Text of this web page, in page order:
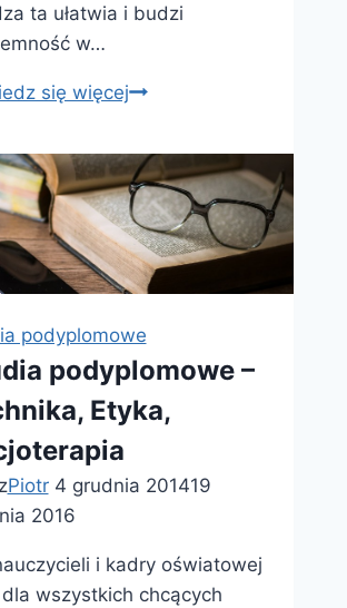
ta ułatwia i budzi
w…
się więcejWyjaśnienie
sprawie
kursów
podyplomowe
podyplomowe –
Etyka,
Piotr 4 grudnia 201419
2016
i kadry oświatowej
wszystkich chcących